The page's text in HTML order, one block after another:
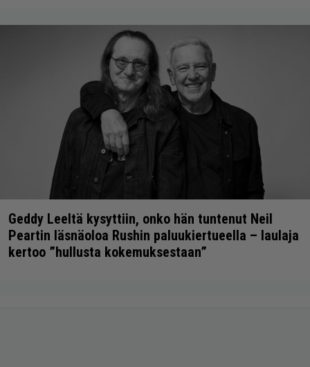
Geddy Leeltä kysyttiin, onko hän tuntenut Neil
Peartin läsnäoloa Rushin paluukiertueella – laulaja
kertoo ”hullusta kokemuksestaan”